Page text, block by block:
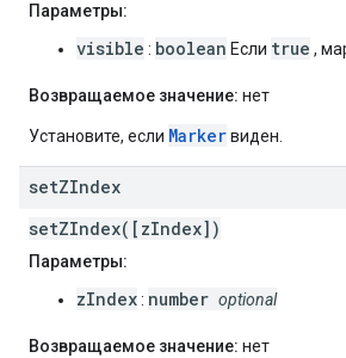
Параметры:
visible : boolean Если true ,
Возвращаемое значение: нет
Установите, если Markerвиден.
setZIndex
setZIndex([zIndex])
Параметры:
zIndex: number optional
Возвращаемое значение: нет